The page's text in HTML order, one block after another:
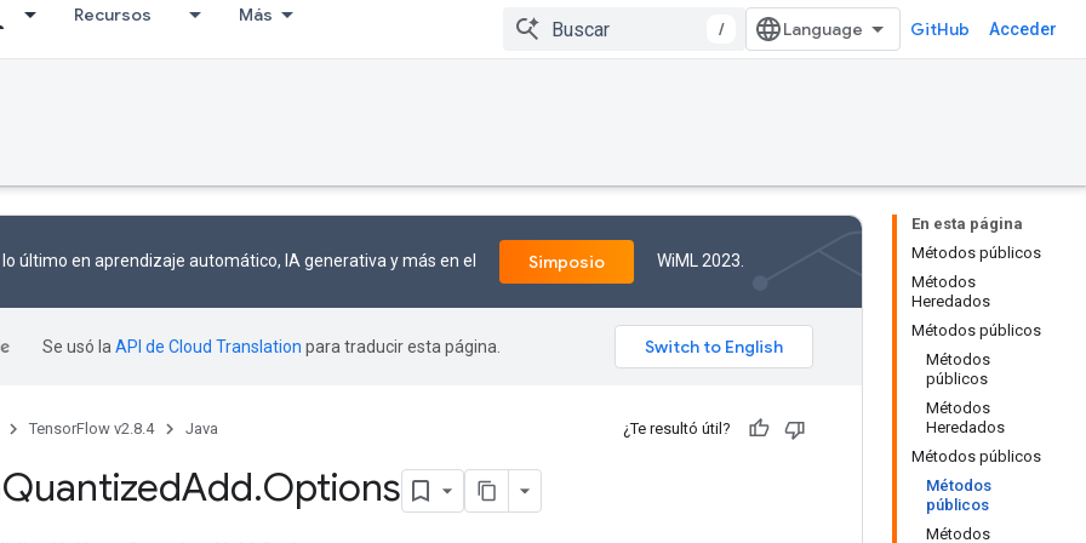
Recursos Más
/ GitHub Acceder
En esta página
Métodos públicos
Métodos
Heredados
Métodos públicos
Métodos
públicos
Métodos
Heredados
Métodos públicos
Métodos
públicos
Métodos
último en aprendizaje automático, IA generativa y más en el Simposio WiML 2023.
Se usó la API de Cloud Translation para traducir esta página.
TensorFlow v2.8.4 Java ¿Te resultó útil?
QuantizedAdd.Options